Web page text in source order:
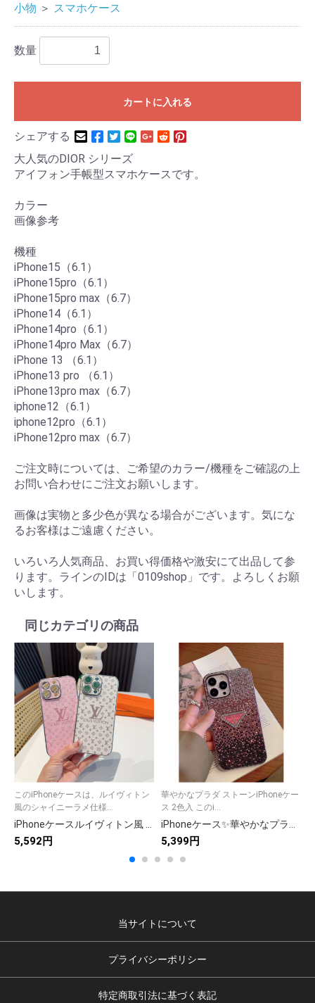
小物 ＞ スマホケース
数量
カートに入れる
シェアする
大人気のDIOR シリーズ
アイフォン手帳型スマホケースです。
カラー
画像参考
機種
iPhone15（6.1）
iPhone15pro（6.1）
iPhone15pro max（6.7）
iPhone14（6.1）
iPhone14pro（6.1）
iPhone14pro Max（6.7）
iPhone 13 （6.1）
iPhone13 pro （6.1）
iPhone13pro max（6.7）
iphone12（6.1）
iphone12pro（6.1）
iPhone12pro max（6.7）
ご注文時については、ご希望のカラー/機種をご確認の上
お問い合わせにご注文お願いします。
画像は実物と多少色が異なる場合がございます。気にな
るお客様はご遠慮ください。
いろいろ人気商品、お買い得価格や激安にて出品して参
ります。ラインのIDは「0109shop」です。よろしくお願
いします。
同じカテゴリの商品
このiPhoneケースは、ルイヴィトン
風のシャイニーラメ仕様...
5,592円
華やかなプラダ ストーンiPhoneケー
ス 2色入 このi...
5,399円
当サイトについて
プライバシーポリシー
特定商取引法に基づく表記